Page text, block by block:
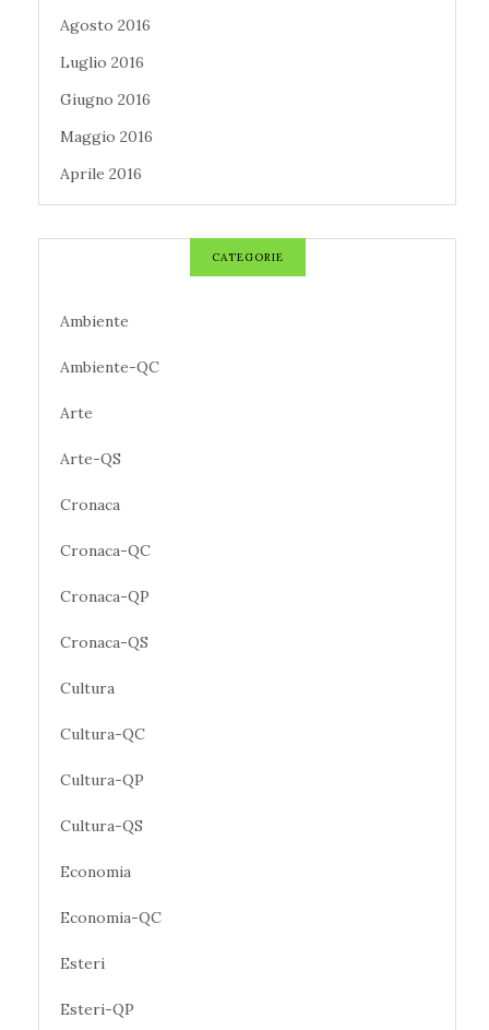
Agosto 2016
Luglio 2016
Giugno 2016
Maggio 2016
Aprile 2016
CATEGORIE
Ambiente
Ambiente-QC
Arte
Arte-QS
Cronaca
Cronaca-QC
Cronaca-QP
Cronaca-QS
Cultura
Cultura-QC
Cultura-QP
Cultura-QS
Economia
Economia-QC
Esteri
Esteri-QP